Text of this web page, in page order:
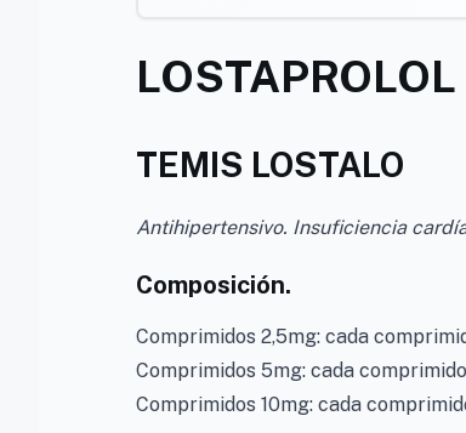
LOSTAPROLOL
TEMIS LOSTALO
Antihipertensivo. Insuficiencia
Composición.
Comprimidos 2,5mg: cada
Comprimidos 5mg: cada
Comprimidos 10mg: cada